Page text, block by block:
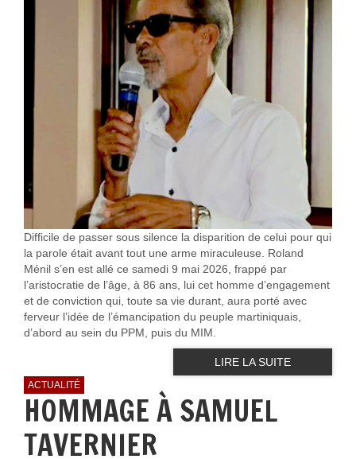
Difficile de passer sous silence la disparition de celui pour qui
la parole était avant tout une arme miraculeuse. Roland
Ménil s’en est allé ce samedi 9 mai 2026, frappé par
l’aristocratie de l’âge, à 86 ans, lui cet homme d’engagement
et de conviction qui, toute sa vie durant, aura porté avec
ferveur l’idée de l’émancipation du peuple martiniquais,
d’abord au sein du PPM, puis du MIM.
LIRE LA SUITE
ACTUALITÉ
HOMMAGE À SAMUEL
TAVERNIER